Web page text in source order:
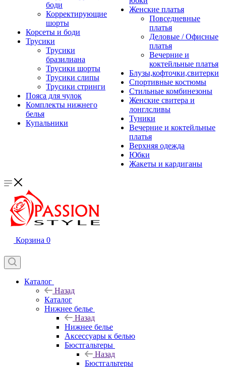
боди
Корректирующие
шорты
Корсеты и боди
Трусики
Трусики
бразилиана
Трусики шорты
Трусики слипы
Трусики стринги
Пояса для чулок
Комплекты нижнего
белья
Купальники
Женские платья
Повседневные
платья
Деловые / Офисные
платья
Вечерние и
коктейльные платья
Блузы,кофточки,свитерки
Спортивные костюмы
Стильные комбинезоны
Женские свитера и
лонглсливы
Туники
Вечерние и коктейльные
платья
Верхняя одежда
Юбки
Жакеты и кардиганы
Корзина 0
Каталог
Назад
Каталог
Нижнее белье
Назад
Нижнее белье
Аксессуары к белью
Бюстгальтеры
Назад
Бюстгальтеры